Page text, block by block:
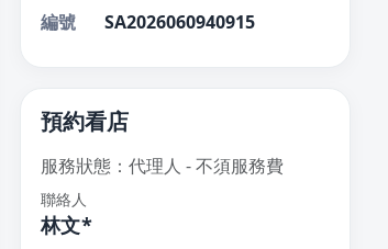
編號 SA2026060940915
預約看店
服務狀態：代理人 - 不須服務費
聯絡人
林文*